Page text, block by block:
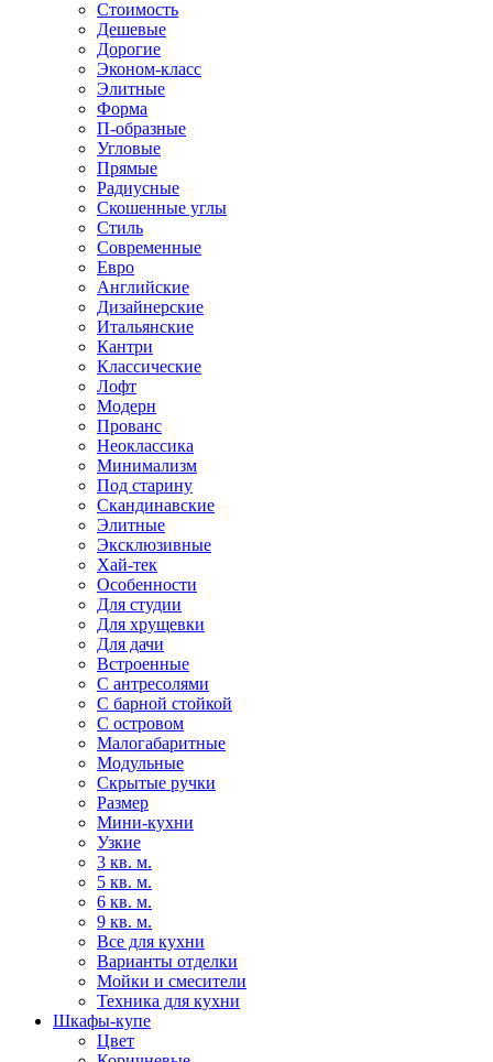
Стоимость
Дешевые
Дорогие
Эконом-класс
Элитные
Форма
П-образные
Угловые
Прямые
Радиусные
Скошенные углы
Стиль
Современные
Евро
Английские
Дизайнерские
Итальянские
Кантри
Классические
Лофт
Модерн
Прованс
Неоклассика
Минимализм
Под старину
Скандинавские
Элитные
Эксклюзивные
Хай-тек
Особенности
Для студии
Для хрущевки
Для дачи
Встроенные
С антресолями
С барной стойкой
С островом
Малогабаритные
Модульные
Скрытые ручки
Размер
Мини-кухни
Узкие
3 кв. м.
5 кв. м.
6 кв. м.
9 кв. м.
Все для кухни
Варианты отделки
Мойки и смесители
Техника для кухни
Шкафы-купе
Цвет